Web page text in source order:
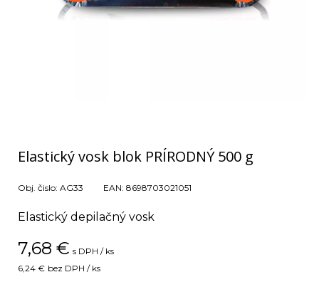
Elastický vosk blok PRÍRODNÝ 500 g
Obj. čislo: AG33 EAN: 8698703021051
Elastický depilačný vosk
7,68 € s DPH / ks
6,24 € bez DPH / ks